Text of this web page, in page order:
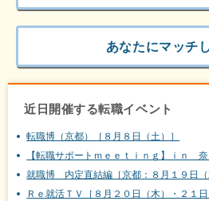
あなたにマッチ
近日開催する転職イベント
転職博（京都）［８月８日（土）］
【転職サポートｍｅｅｔｉｎｇ】ｉｎ 奈
就職博 内定直結編［京都：８月１９日（
Ｒｅ就活ＴＶ［８月２０日（木）・２１